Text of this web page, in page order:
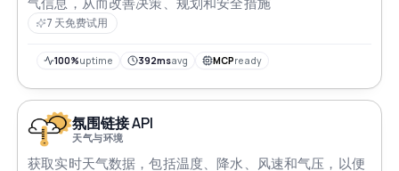
7 天免费试用
100%uptime 392msavg MCPready
氛围链接 API
天气与环境
获取实时天气数据，包括温度、降水、风速和气压，以便